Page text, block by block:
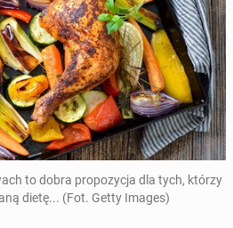
to dobra pro­po­zy­cja dla tych, którzy
dietę... (Fot. Getty Images)